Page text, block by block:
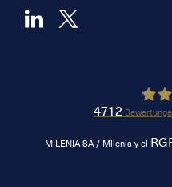
4712
MILENIA SA / Milenia y el